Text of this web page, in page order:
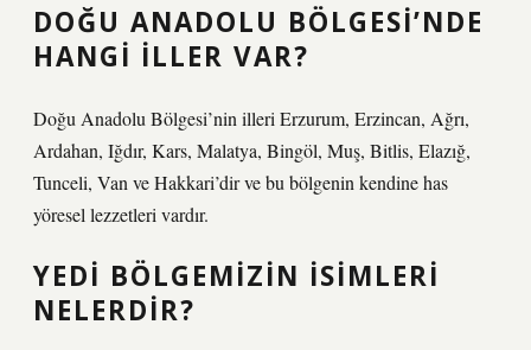
DOĞU ANADOLU BÖLGESI’NDE
HANGI ILLER VAR?
Doğu Anadolu Bölgesi’nin illeri Erzurum, Erzincan, Ağrı,
Ardahan, Iğdır, Kars, Malatya, Bingöl, Muş, Bitlis, Elazığ,
Tunceli, Van ve Hakkari’dir ve bu bölgenin kendine has
yöresel lezzetleri vardır.
YEDI BÖLGEMIZIN ISIMLERI
NELERDIR?